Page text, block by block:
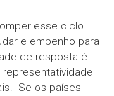
esse ciclo
e empenho para
de resposta é
representatividade
Se os países